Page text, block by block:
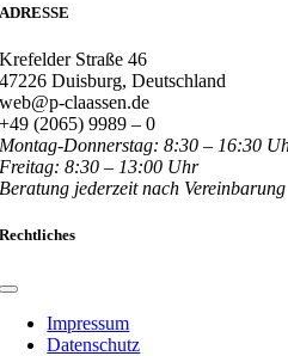
ADRESSE
Krefelder Straße 46
47226 Duisburg, Deutschland
web@p-claassen.de
+49 (2065) 9989 – 0
Montag-Donnerstag: 8:30 – 16:30
Freitag: 8:30 – 13:00 Uhr
Beratung jederzeit nach Vereinbarung
Rechtliches
Toggle
NavigationImpressum
Datenschutz